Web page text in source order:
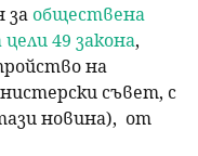
за обществена
49 закона,
на
съвет, с
новина), от